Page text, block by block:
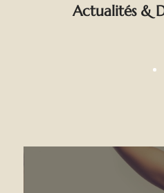
Actualités &